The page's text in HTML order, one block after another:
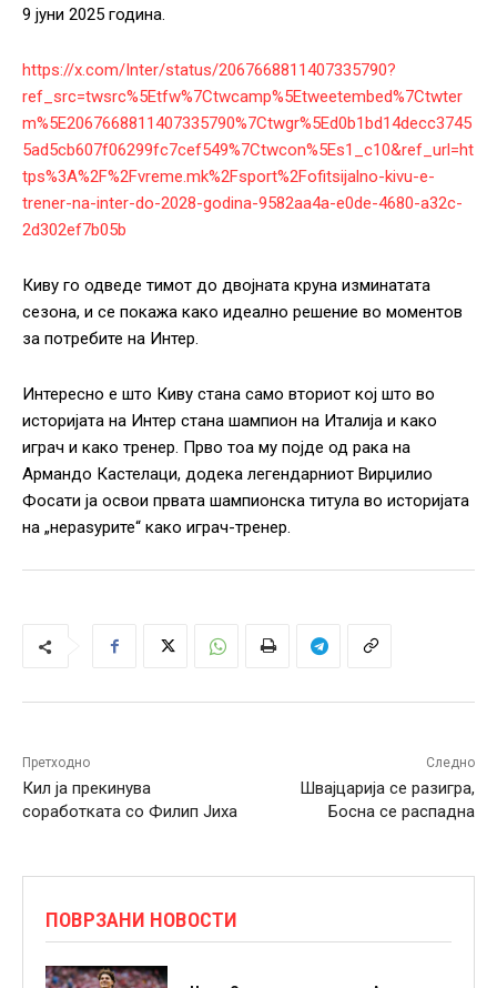
9 јуни 2025 година.
https://x.com/Inter/status/2067668811407335790?
ref_src=twsrc%5Etfw%7Ctwcamp%5Etweetembed%7Ctwter
m%5E2067668811407335790%7Ctwgr%5Ed0b1bd14decc3745
5ad5cb607f06299fc7cef549%7Ctwcon%5Es1_c10&ref_url=ht
tps%3A%2F%2Fvreme.mk%2Fsport%2Fofitsijalno-kivu-e-
trener-na-inter-do-2028-godina-9582aa4a-e0de-4680-a32c-
2d302ef7b05b
Киву го одведе тимот до двојната круна изминатата
сезона, и се покажа како идеално решение во моментов
за потребите на Интер.
Интересно е што Киву стана само вториот кој што во
историјата на Интер стана шампион на Италија и како
играч и како тренер. Прво тоа му појде од рака на
Армандо Кастелаци, додека легендарниот Вирџилио
Фосати ја освои првата шампионска титула во историјата
на „нераѕурите“ како играч-тренер.
Претходно
Кил ја прекинува
соработката со Филип Јиха
Следно
Швајцарија се разигра,
Босна се распадна
ПОВРЗАНИ НОВОСТИ